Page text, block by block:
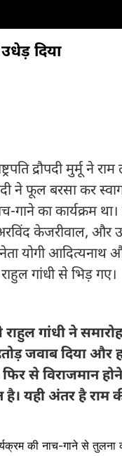
दिया
द्रौपदी मुर्मू ने
ने फूल बरसा कर
गाने का कार्यक्रम
केजरीवाल, और
योगी आदित्यनाथ
गांधी से भिड़ गए।
राहुल गांधी ने
जवाब दिया और
से विराजमान
यही अंतर है
की नाच-गाने से